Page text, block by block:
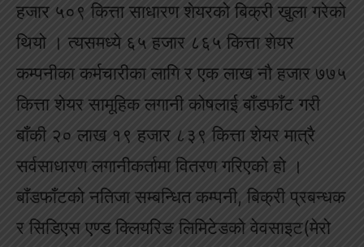
हजार ५०९ कित्ता साधारण शेयरको बिक्री खुला गरेको
थियो । त्यसमध्ये ६५ हजार ८६५ कित्ता शेयर
कम्पनीका कर्मचारीका लागि र एक लाख नौ हजार ७७५
कित्ता शेयर सामूहिक लगानी कोषलाई बाँडफाँट गरी
बाँकी २० लाख १९ हजार ८३९ कित्ता शेयर मात्रै
सर्वसाधारण लगानीकर्तामा वितरण गरिएको हो ।
बाँडफाँटको नतिजा सम्बन्धित कम्पनी, बिक्री प्रबन्धक
र सिडिएस एण्ड क्लियरिङ लिमिटेडको वेवसाइट(मेरो